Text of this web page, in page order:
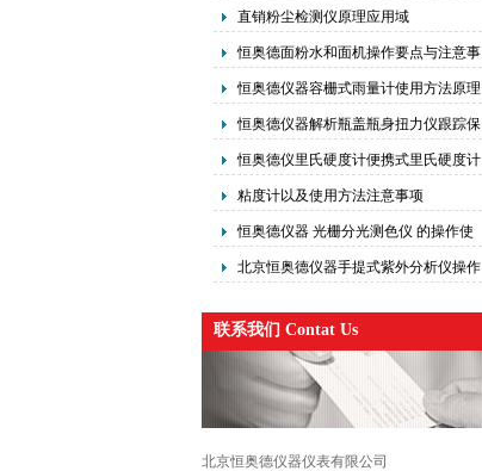
厂标准中文界面，可切换英文界面
直销粉尘检测仪原理应用域
恒奥德面粉水和面机操作要点与注意事
项
恒奥德仪器容栅式雨量计使用方法原理
恒奥德仪器解析瓶盖瓶身扭力仪跟踪保
持工作原理操作与使用
恒奥德仪里氏硬度计便携式里氏硬度计
操作使用原理
粘度计以及使用方法注意事项
恒奥德仪器 光栅分光测色仪 的操作使
用原理
北京恒奥德仪器手提式紫外分析仪操作
联系我们 Contat Us
北京恒奥德仪器仪表有限公司